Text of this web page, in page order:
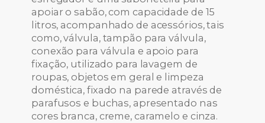
apoiar o sabão, com capacidade de 15
litros, acompanhado de acessórios, tais
como, válvula, tampão para válvula,
conexão para válvula e apoio para
fixação, utilizado para lavagem de
roupas, objetos em geral e limpeza
doméstica, fixado na parede através de
parafusos e buchas, apresentado nas
cores branca, creme, caramelo e cinza.